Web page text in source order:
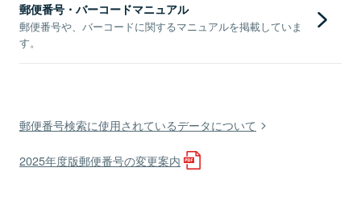
郵便番号・バーコードマニュアル
郵便番号や、バーコードに関するマニュアルを掲載していま
す。
郵便番号検索に使用されているデータについて
2025年度版郵便番号の変更案内